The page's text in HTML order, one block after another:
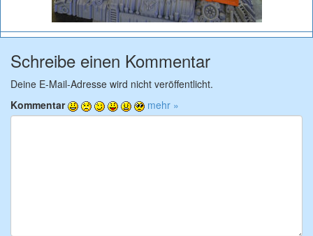
Schreibe einen Kommentar
Deine E-Mail-Adresse wird nicht veröffentlicht.
Kommentar
mehr »